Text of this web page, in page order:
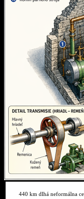
440 km dlhá neformálna